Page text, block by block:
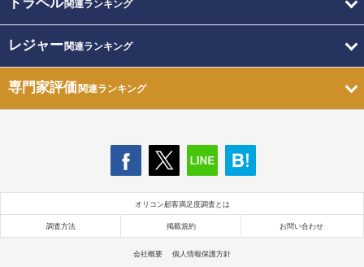
トラベル関連ランキング
レジャー関連ランキング
専門家評価関連ランキング
オリコン顧客満足度調査とは
調査方法 掲載規約 お問い合わせ
会社概要 個人情報保護方針